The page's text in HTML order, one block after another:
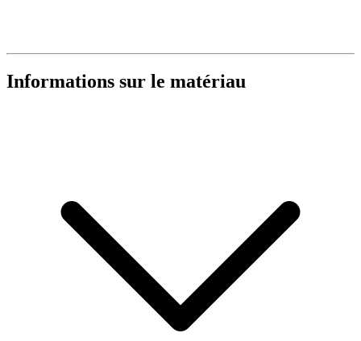
Informations sur le matériau